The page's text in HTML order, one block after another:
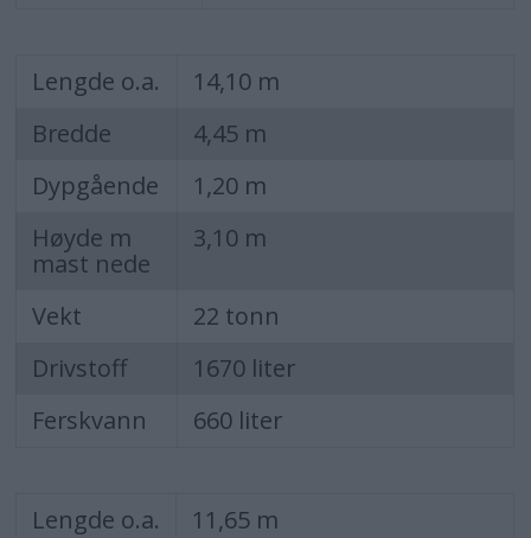
Lengde o.a.
14,10 m
Bredde
4,45 m
Dypgående
1,20 m
Høyde m
mast nede
3,10 m
Vekt
22 tonn
Drivstoff
1670 liter
Ferskvann
660 liter
Lengde o.a.
11,65 m